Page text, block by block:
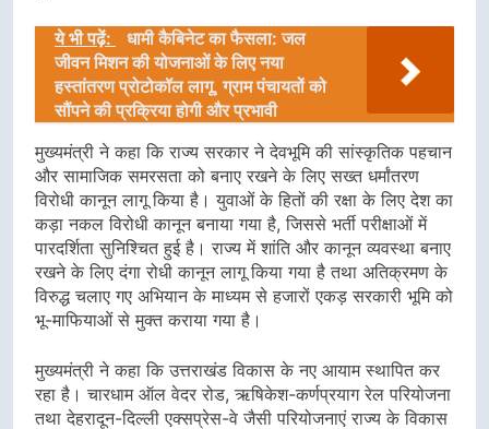
ये भी पढ़ें:
धामी कैबिनेट का फैसला: जल
जीवन मिशन की योजनाओं के लिए नया
हस्तांतरण प्रोटोकॉल लागू, ग्राम पंचायतों को
सौंपने की प्रक्रिया होगी और प्रभावी
मुख्यमंत्री ने कहा कि राज्य सरकार ने देवभूमि की सांस्कृतिक पहचान
और सामाजिक समरसता को बनाए रखने के लिए सख्त धर्मांतरण
विरोधी कानून लागू किया है। युवाओं के हितों की रक्षा के लिए देश का
कड़ा नकल विरोधी कानून बनाया गया है, जिससे भर्ती परीक्षाओं में
पारदर्शिता सुनिश्चित हुई है। राज्य में शांति और कानून व्यवस्था बनाए
रखने के लिए दंगा रोधी कानून लागू किया गया है तथा अतिक्रमण के
विरुद्ध चलाए गए अभियान के माध्यम से हजारों एकड़ सरकारी भूमि को
भू-माफियाओं से मुक्त कराया गया है।
मुख्यमंत्री ने कहा कि उत्तराखंड विकास के नए आयाम स्थापित कर
रहा है। चारधाम ऑल वेदर रोड, ऋषिकेश-कर्णप्रयाग रेल परियोजना
तथा देहरादून-दिल्ली एक्सप्रेस-वे जैसी परियोजनाएं राज्य के विकास